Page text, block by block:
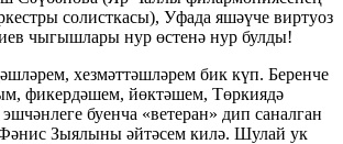
солисткасы), Уфада яшәүче виртуоз
чыгышлары нур өстенә нур булды!
хезмәттәшләрем бик күп. Беренче
фикердәшем, йөктәшем, Төркиядә
буенча «ветеран» дип саналган
Зыялыны әйтәсем килә. Шулай ук